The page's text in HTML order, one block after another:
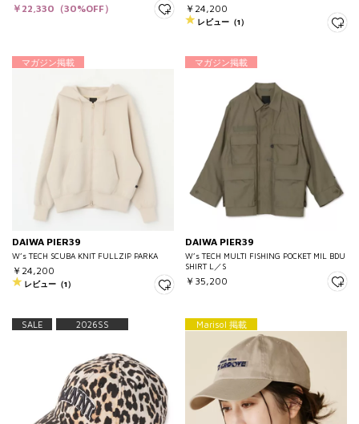
￥22,330（30%OFF） ￥24,200
レビュー（1）
マガジン掲載
DAIWA PIER39
W’s TECH SCUBA KNIT FULLZIP PARKA
￥24,200
レビュー（1）
マガジン掲載
DAIWA PIER39
W’s TECH MULTI FISHING POCKET MIL BDU
SHIRT L／S
￥35,200
SALE 2026SS Marisol 掲載